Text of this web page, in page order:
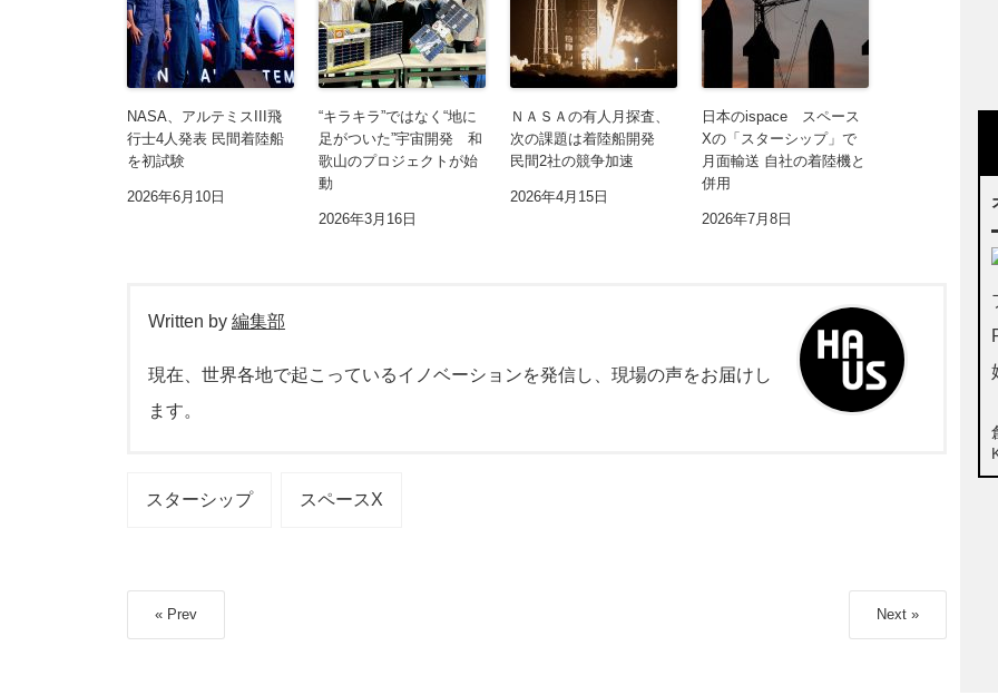
NASA、アルテミスIII飛
行士4人発表 民間着陸船
を初試験
2026年6月10日
“キラキラ”ではなく“地に
足がついた”宇宙開発 和
歌山のプロジェクトが始
動
2026年3月16日
ＮＡＳＡの有人月探査、
次の課題は着陸船開発
民間2社の競争加速
2026年4月15日
日本のispace スペース
Xの「スターシップ」で
月面輸送 自社の着陸機と
併用
2026年7月8日
Written by 編集部
現在、世界各地で起こっているイノベーションを発信し、現場の声をお届けし
ます。
スターシップ スペースX
« Prev Next »